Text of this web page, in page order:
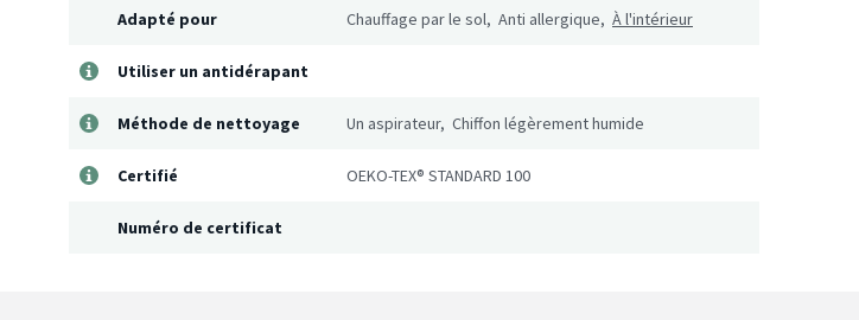
Adapté pour Chauffage par le sol, Anti allergique, À l'intérieur
Utiliser un antidérapant
Méthode de nettoyage Un aspirateur, Chiffon légèrement humide
Certifié OEKO-TEX® STANDARD 100
Numéro de certificat